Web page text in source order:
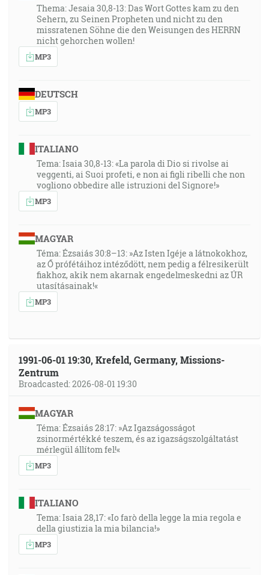
Thema: Jesaia 30,8-13: Das Wort Gottes kam zu den
Sehern, zu Seinen Propheten und nicht zu den
missratenen Söhne die den Weisungen des HERRN
nicht gehorchen wollen!
MP3
DEUTSCH
MP3
ITALIANO
Tema: Isaia 30,8-13: «La parola di Dio si rivolse ai
veggenti, ai Suoi profeti, e non ai figli ribelli che non
vogliono obbedire alle istruzioni del Signore!»
MP3
MAGYAR
Téma: Ézsaiás 30:8–13: »Az Isten Igéje a látnokokhoz,
az Ő prófétáihoz intéződött, nem pedig a félresikerült
fiakhoz, akik nem akarnak engedelmeskedni az ÚR
utasításainak!«
MP3
1991-06-01 19:30, Krefeld, Germany, Missions-
Zentrum
Broadcasted: 2026-08-01 19:30
MAGYAR
Téma: Ézsaiás 28:17: »Az Igazságosságot
zsinormértékké teszem, és az igazságszolgáltatást
mérlegül állítom fel!«
MP3
ITALIANO
Tema: Isaia 28,17: «Io farò della legge la mia regola e
della giustizia la mia bilancia!»
MP3